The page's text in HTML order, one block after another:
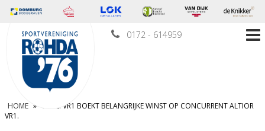
0172 - 614959
HOME » G.H.L. VR1 BOEKT BELANGRIJKE WINST OP CONCURRENT ALTIOR
VR1.